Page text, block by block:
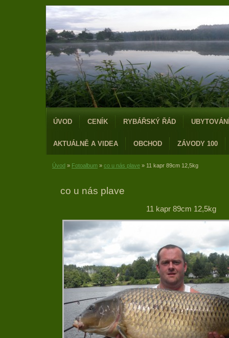
ÚVOD CENÍK RYBÁŘSKÝ ŘÁD
AKTUÁLNĚ A VIDEA OBCHOD ZÁVODY 100
Úvod » Fotoalbum » co u nás plave » 11 kapr 89cm 12,5kg
co u nás plave
11 kapr 89cm 12,5kg